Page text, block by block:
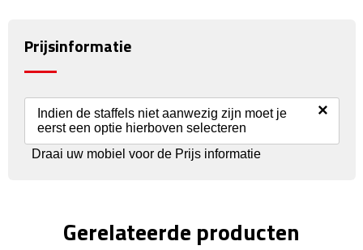
USB autoladers
Veiligheidshamers
Veiligheidssets
Fiets Accessoires
Prijsinformatie
Indien de staffels niet aanwezig zijn moet je
eerst een optie hierboven selecteren
×
Draai uw mobiel voor de Prijs informatie
Gerelateerde producten